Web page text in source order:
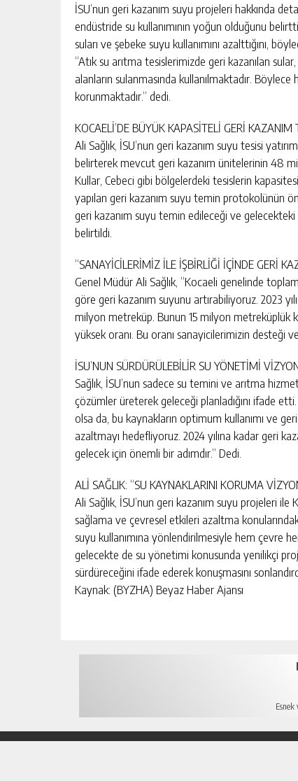
İSU’nun geri kazanım suyu projeleri hakkında
endüstride su kullanımının yoğun olduğunu
suları ve şebeke suyu kullanımını azalttığını,
“Atık su arıtma tesislerimizde geri kazanılan
alanların sulanmasında kullanılmaktadır.
korunmaktadır.” dedi.
KOCAELİ’DE BÜYÜK KAPASİTELİ GERİ KAZANIM
Ali Sağlık, İSU’nun geri kazanım suyu tesisi
belirterek mevcut geri kazanım ünitelerinin 48
Kullar, Cebeci gibi bölgelerdeki tesislerin
yapılan geri kazanım suyu temin protokolünün
geri kazanım suyu temin edileceği ve gelecekteki
belirtildi.
“SANAYİCİLERİMİZ İLE İŞBİRLİĞİ İÇİNDE GERİ
Genel Müdür Ali Sağlık, “Kocaeli genelinde
göre geri kazanım suyunu artırabiliyoruz. 2023
milyon metreküp. Bunun 15 milyon metreküplük
yüksek oranı. Bu oranı sanayicilerimizin desteği
İSU’NUN SÜRDÜRÜLEBİLİR SU YÖNETİMİ
Sağlık, İSU’nun sadece su temini ve arıtma
çözümler üreterek geleceği planladığını ifade
olsa da, bu kaynakların optimum kullanımı ve
azaltmayı hedefliyoruz. 2024 yılına kadar geri
gelecek için önemli bir adımdır.” Dedi.
ALİ SAĞLIK: “SU KAYNAKLARINI KORUMA
Ali Sağlık, İSU’nun geri kazanım suyu projeleri
sağlama ve çevresel etkileri azaltma konularındaki
suyu kullanımına yönlendirilmesiyle hem çevre
gelecekte de su yönetimi konusunda yenilikçi
sürdüreceğini ifade ederek konuşmasını
Kaynak: (BYZHA) Beyaz Haber Ajansı
Esnek